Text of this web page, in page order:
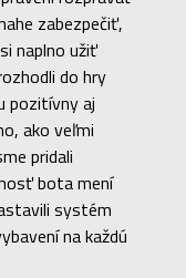
zabezpečiť,
naplno užiť
do hry
pozitívny aj
ako veľmi
pridali
bota mení
systém
na každú